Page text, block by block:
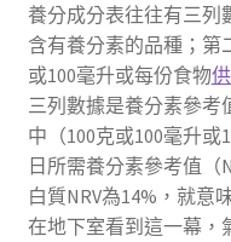
養分成分表往往有三列
含有養分素的品種；第
或100毫升或每份食物
三列數據是養分素參考
中（100克或100毫升
日所需養分素參考值（
白質NRV為14%，就意
在地下室看到這一幕，